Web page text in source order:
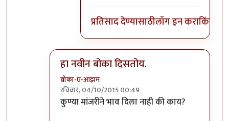
प्रतिसाद देण्यासाठीलॉग इन कराकिंवा
हा नवीन बोका दिसतोय.
बोका-ए-आझम
रविवार, 04/10/2015 00:49
In reply toहलकट चिमण....................by
कुण्या मांजरीने भाव दिला नाही की काय?